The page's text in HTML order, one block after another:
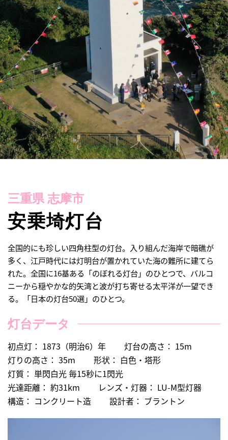
三重県 志摩市
安乗埼灯台
全国的にも珍しい四角柱型の灯台。入り組んだ海岸で暗礁が
多く、江戸時代には灯明台が置かれていた海の難所に建てら
れた。全国に16基ある「のぼれる灯台」のひとつで、バルコ
ニーから穏やかな的矢湾と波が打ち寄せる太平洋が一望でき
る。「日本の灯台50選」のひとつ。
灯台データ
初点灯： 1873（明治6）年
灯台の高さ： 15m
灯りの高さ： 35m
形状： 白色・塔形
灯質： 単閃白光 毎15秒に1閃光
光達距離： 約31km
レンズ・灯器： LU-M型灯器
構造： コンクリート造
設計者： ブラントン